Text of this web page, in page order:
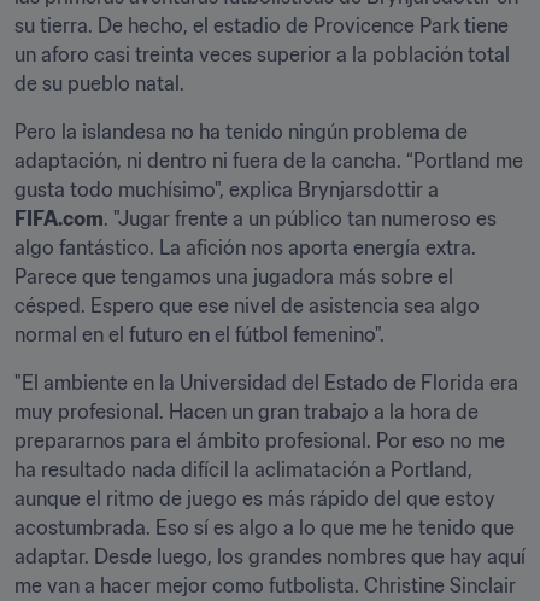
su tierra. De hecho, el estadio de Provicence Park tiene
un aforo casi treinta veces superior a la población total
de su pueblo natal.
Pero la islandesa no ha tenido ningún problema de
adaptación, ni dentro ni fuera de la cancha. “Portland me
FIFA.com. "Jugar frente a un público tan numeroso es
algo fantástico. La afición nos aporta energía extra.
Parece que tengamos una jugadora más sobre el
césped. Espero que ese nivel de asistencia sea algo
normal en el futuro en el fútbol femenino".
"El ambiente en la Universidad del Estado de Florida era
muy profesional. Hacen un gran trabajo a la hora de
prepararnos para el ámbito profesional. Por eso no me
ha resultado nada difícil la aclimatación a Portland,
aunque el ritmo de juego es más rápido del que estoy
acostumbrada. Eso sí es algo a lo que me he tenido que
adaptar. Desde luego, los grandes nombres que hay aquí
me van a hacer mejor como futbolista. Christine Sinclair